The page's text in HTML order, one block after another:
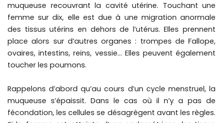
muqueuse recouvrant la cavité utérine. Touchant une
femme sur dix, elle est due à une migration anormale
des tissus utérins en dehors de l’utérus. Elles prennent
place alors sur d’autres organes : trompes de Fallope,
ovaires, intestins, reins, vessie… Elles peuvent également
toucher les poumons.
Rappelons d’abord qu’au cours d’un cycle menstruel, la
muqueuse s’épaissit. Dans le cas où il n’y a pas de
fécondation, les cellules se désagrègent avant les règles.